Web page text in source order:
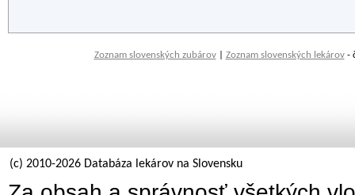
Zoznam slovenských zubárov| Zoznam slovenských lekárov-
(c) 2010-2026 Databáza lekárov na Slovensku